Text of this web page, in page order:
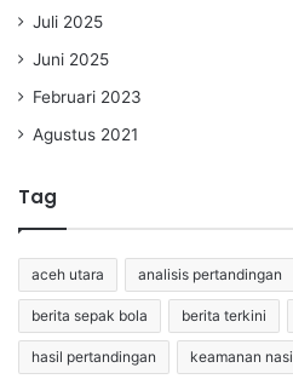
Juli 2025
Juni 2025
Februari 2023
Agustus 2021
Tag
aceh utara analisis pertandingan
berita sepak bola berita terkini
hasil pertandingan keamanan